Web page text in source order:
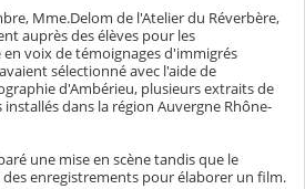
Mme.Delom de l'Atelier du Réverbère,
auprès des élèves pour les
voix de témoignages d'immigrés
sélectionné avec l'aide de
d'Ambérieu, plusieurs extraits de
dans la région Auvergne Rhône-
une mise en scène tandis que le
enregistrements pour élaborer un film.